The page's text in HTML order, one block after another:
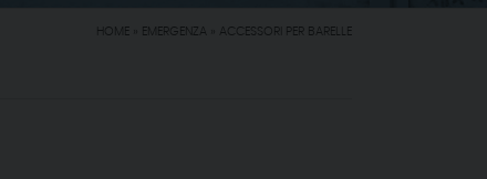
HOME EMERGENZA ACCESSORI PER BARELLE